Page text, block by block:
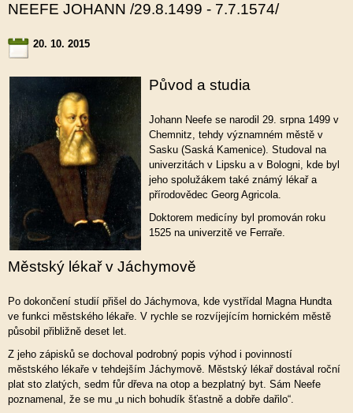
NEEFE JOHANN /29.8.1499 - 7.7.1574/
20. 10. 2015
Původ a studia
Johann Neefe se narodil 29. srpna 1499 v
Chemnitz, tehdy významném městě v
Sasku (Saská Kamenice). Studoval na
univerzitách v Lipsku a v Bologni, kde byl
jeho spolužákem také známý lékař a
přírodovědec Georg Agricola.
Doktorem medicíny byl promován roku
1525 na univerzitě ve Ferraře.
Městský lékař v Jáchymově
Po dokončení studií přišel do Jáchymova, kde vystřídal Magna Hundta
ve funkci městského lékaře. V rychle se rozvíjejícím hornickém městě
působil přibližně deset let.
Z jeho zápisků se dochoval podrobný popis výhod i povinností
městského lékaře v tehdejším Jáchymově. Městský lékař dostával roční
plat sto zlatých, sedm fůr dřeva na otop a bezplatný byt. Sám Neefe
poznamenal, že se mu „u nich bohudík šťastně a dobře dařilo“.